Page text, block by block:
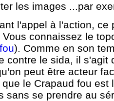
les images ...par
l'appel à l'action, ce
Vous connaissez le
). Comme en son
contre le sida, il s'agit
peut être acteur
le Crapaud fou est
sans se prendre au